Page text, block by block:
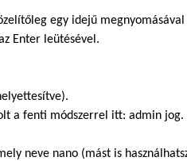
egy idejű
Enter leütésével.
a fenti módszerrel itt: admin jog.
neve nano (mást is